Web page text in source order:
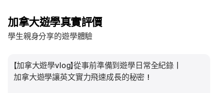
加拿大遊學真實評價
學生親身分享的遊學體驗
【加拿大遊學vlog】從事前準備到遊學日常全紀錄｜
加拿大遊學讓英文實力飛速成長的秘密！